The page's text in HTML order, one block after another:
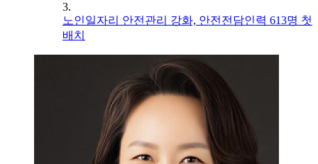
3.
노인일자리 안전관리 강화, 안전전담인력 613명 첫
배치